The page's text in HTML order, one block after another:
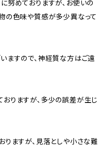
努めておりますが、お使いの
の色味や質感が多少異なって
ますので、神経質な方はご遠
りますが、多少の誤差が生じ
ますが、見落としや小さな難